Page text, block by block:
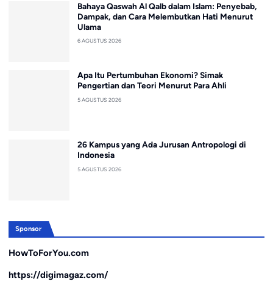
Bahaya Qaswah Al Qalb dalam Islam: Penyebab,
Dampak, dan Cara Melembutkan Hati Menurut
Ulama
6 AGUSTUS 2026
Apa Itu Pertumbuhan Ekonomi? Simak
Pengertian dan Teori Menurut Para Ahli
5 AGUSTUS 2026
26 Kampus yang Ada Jurusan Antropologi di
Indonesia
5 AGUSTUS 2026
Sponsor
HowToForYou.com
https://digimagaz.com/